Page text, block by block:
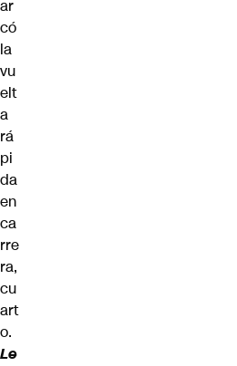
ar
có
la
vu
elt
a
rá
pi
da
en
ca
rre
ra,
cu
art
o.
Le